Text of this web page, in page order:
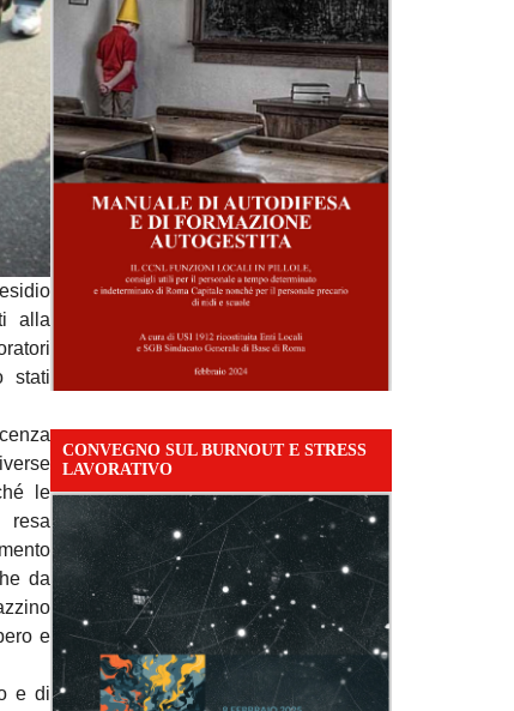
alla
stati
le
da
e
e di
CONVEGNO SUL BURNOUT E STRESS
LAVORATIVO